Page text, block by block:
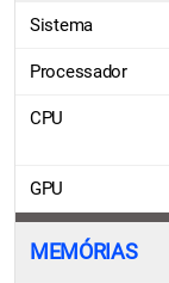
Sistema
Processador
CPU
GPU
MEMÓRIAS